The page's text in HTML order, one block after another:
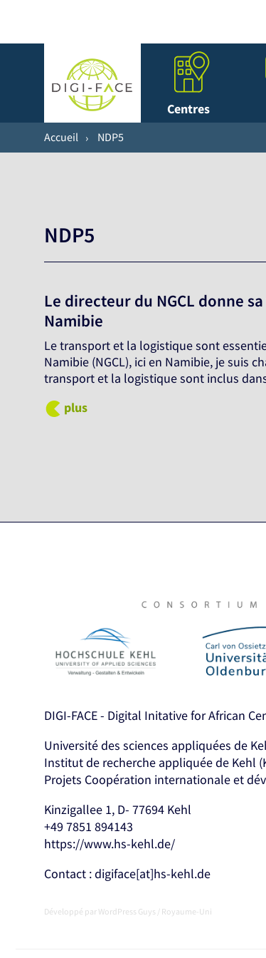
Centres
Accueil NDP5
NDP5
Le directeur du NGCL donne
Namibie
Le transport et la logistique sont
Namibie (NGCL), ici en Namibie, je suis
transport et la logistique sont inclus
plus
DIGI-FACE - Digital Initative for African
Université des sciences appliquées de
Institut de recherche appliquée de Kehl
Projets Coopération internationale et
Kinzigallee 1, D- 77694 Kehl
+49 7851 894143
https://www.hs-kehl.de/
Contact : digiface[at]hs-kehl.de
Développé par WordPress Guys / Royaume-Uni